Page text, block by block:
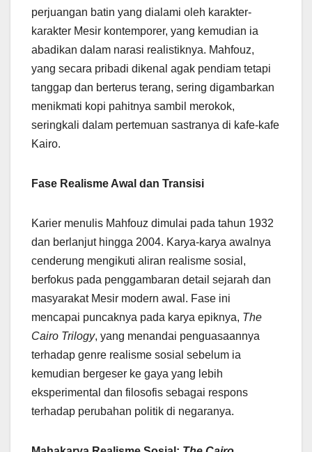
perjuangan batin yang dialami oleh karakter-
karakter Mesir kontemporer, yang kemudian ia
abadikan dalam narasi realistiknya. Mahfouz,
yang secara pribadi dikenal agak pendiam tetapi
tanggap dan berterus terang, sering digambarkan
menikmati kopi pahitnya sambil merokok,
seringkali dalam pertemuan sastranya di kafe-kafe
Kairo.
Fase Realisme Awal dan Transisi
Karier menulis Mahfouz dimulai pada tahun 1932
dan berlanjut hingga 2004. Karya-karya awalnya
cenderung mengikuti aliran realisme sosial,
berfokus pada penggambaran detail sejarah dan
masyarakat Mesir modern awal. Fase ini
mencapai puncaknya pada karya epiknya, The
Cairo Trilogy, yang menandai penguasaannya
terhadap genre realisme sosial sebelum ia
kemudian bergeser ke gaya yang lebih
eksperimental dan filosofis sebagai respons
terhadap perubahan politik di negaranya.